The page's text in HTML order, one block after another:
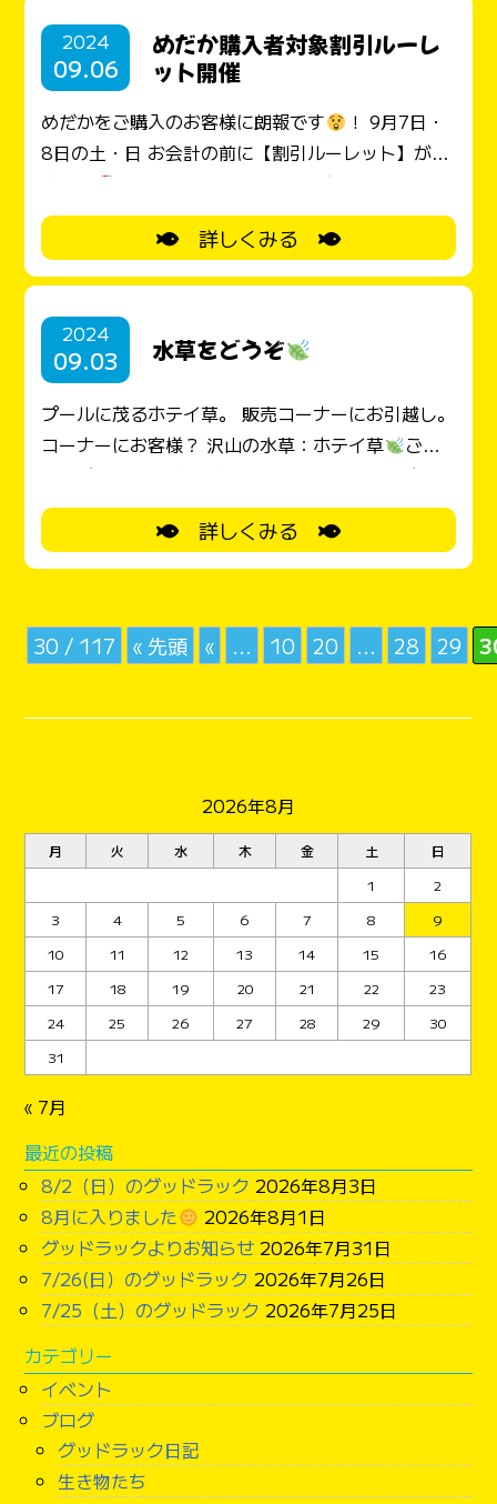
た。残念！ チョットしたお楽しみ。楽しんでいただ
けたら、嬉しいです。二日間ありがとうございまし
た
2024
09.06
めだか購入者対象割引ルーレ
ット開催
めだかをご購入のお客様に朗報です
！ 9月7日・
8日の土・日 お会計の前に【割引ルーレット】が回
せます
割引き10％・
20％・30％。
グッドラック
たまご となって
いてハズレはありません！ 当たった割引をその場で
お会計で適用致します。
割引きは、めだかを含
ラック
たまごが当たったら、その場でプレゼン
ト。 ルーレットを回せるのは、お一人1日、1回 是
非ご来店の上、めだかの割引ルーレットをお楽しみ
下さい。
詳しくみる
2024
09.03 水草をどうぞ
プールに茂るホテイ草。 販売コーナーにお引越し。
コーナーにお客様？ 沢山の水草：ホテイ草
ご自
由にどうぞ！
イ草の葉が、、、(-_-;)
なんと、先のお客様？が
お持ち帰りのようです。ついばみお持ち帰りの残骸
だったようです。 めだかのお客様へのプレゼント
詳しくみる
30 / 117 « 先頭 « ... 10 20 ... 28 29
2026年8月
月 火 水 木 金 土
日
1
2
3
4 5 6 7 8
9
10
11 12 13 14 15
16
17
18 19 20 21 22
23
24
25 26 27 28 29
30
31
« 7月
最近の投稿
8/2（日）のグッドラック 2026年8月3日
8月に入りました
2026年8月1日
グッドラックよりお知らせ 2026年7月31日
7/26(日）のグッドラック 2026年7月26日
7/25（土）のグッドラック 2026年7月25日
カテゴリー
イベント
ブログ
グッドラック日記
生き物たち